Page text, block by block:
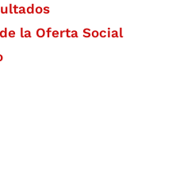
la Oferta Social